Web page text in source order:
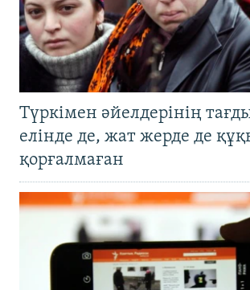
Түркімен әйелдерінің
елінде де, жат жерде де
қорғалмаған